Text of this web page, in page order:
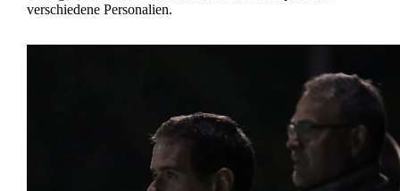
verschiedene Personalien.